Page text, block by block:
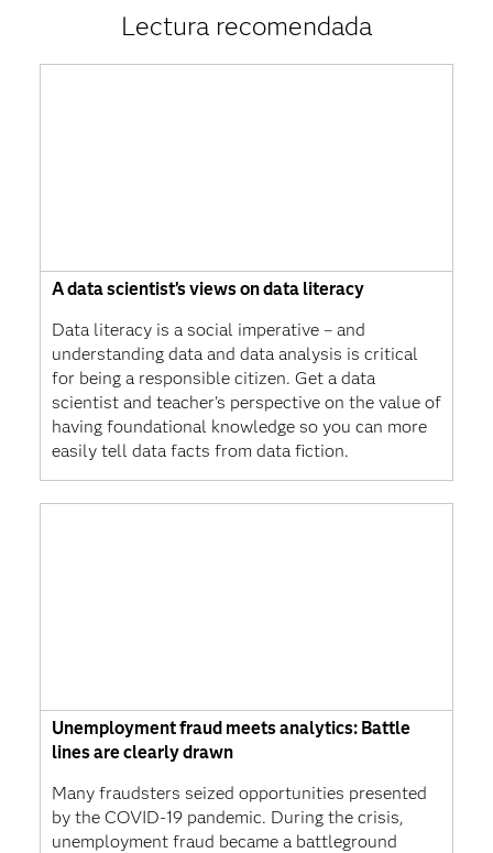
Lectura recomendada
A data scientist’s views on data literacy
Data literacy is a social imperative – and
understanding data and data analysis is critical
for being a responsible citizen. Get a data
scientist and teacher's perspective on the value of
having foundational knowledge so you can more
easily tell data facts from data fiction.
Unemployment fraud meets analytics: Battle
lines are clearly drawn
Many fraudsters seized opportunities presented
by the COVID-19 pandemic. During the crisis,
unemployment fraud became a battleground